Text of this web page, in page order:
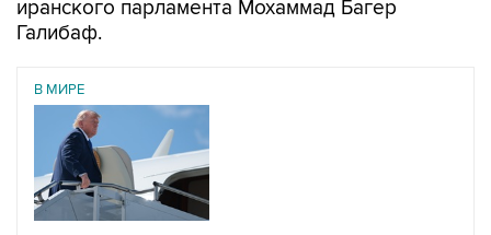
иранского парламента Мохаммад Багер
Галибаф.
В МИРЕ